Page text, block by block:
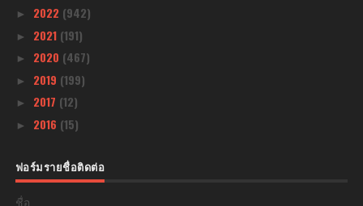
► 2022 (942)
► 2021 (191)
► 2020 (467)
► 2019 (199)
► 2017 (12)
► 2016 (15)
ฟอร์มรายชื่อติดต่อ
ชื่อ